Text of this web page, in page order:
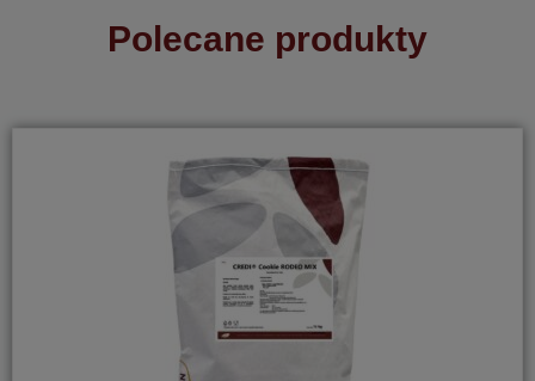
Polecane produkty